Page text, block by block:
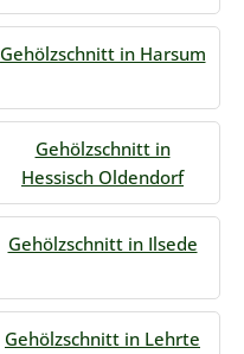
Gehölzschnitt in Harsum
Gehölzschnitt in
Hessisch Oldendorf
Gehölzschnitt in Ilsede
Gehölzschnitt in Lehrte